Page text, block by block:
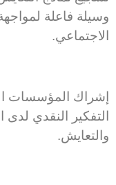
وسيلة فاعلة
الاجتماعي.
إشراك المؤسسات
التفكير النقدي
والتعايش.